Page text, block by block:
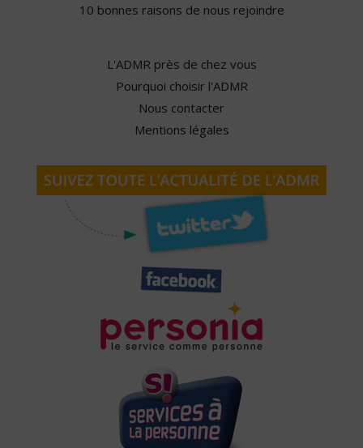
10 bonnes raisons de nous rejoindre
L'ADMR près de chez vous
Pourquoi choisir l'ADMR
Nous contacter
Mentions légales